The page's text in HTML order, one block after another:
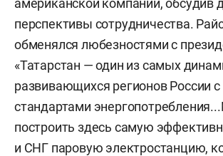
американской компании, обсудив
перспективы сотрудничества.
обменялся любезностями с
«Татарстан — один из самых
развивающихся регионов России
стандартами
построить здесь самую
и СНГ паровую электростанцию,